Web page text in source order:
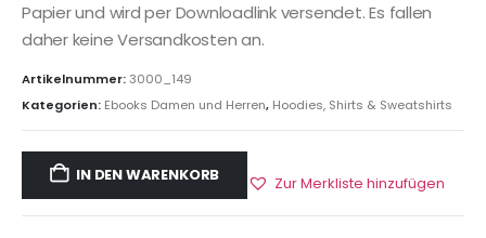
Papier und wird per Downloadlink versendet. Es fallen
daher keine Versandkosten an.
Artikelnummer:3000_149
Kategorien: Ebooks Damen und Herren, Hoodies, Shirts & Sweatshirts
IN DEN WARENKORB Zur Merkliste hinzufügen